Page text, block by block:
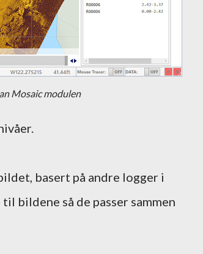
Mosaic modulen
basert på andre logger i
bildene så de passer sammen